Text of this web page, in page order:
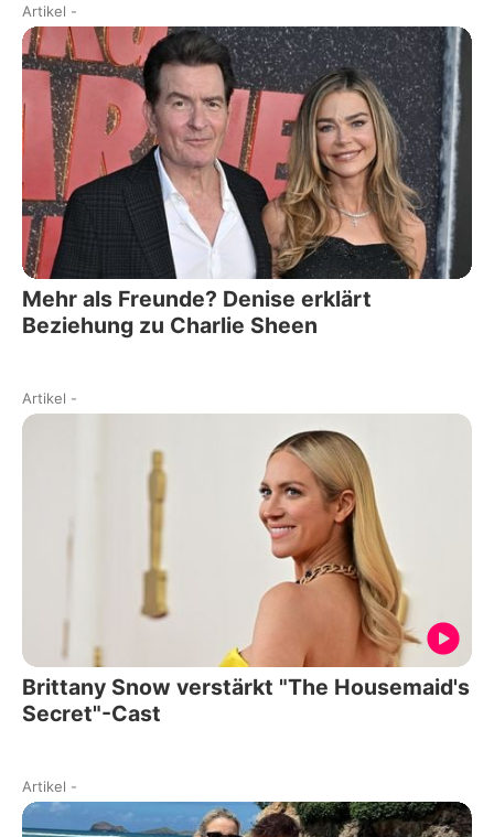
Artikel -
Mehr als Freunde? Denise erklärt
Beziehung zu Charlie Sheen
Artikel -
Brittany Snow verstärkt "The Housemaid's
Secret"-Cast
Artikel -